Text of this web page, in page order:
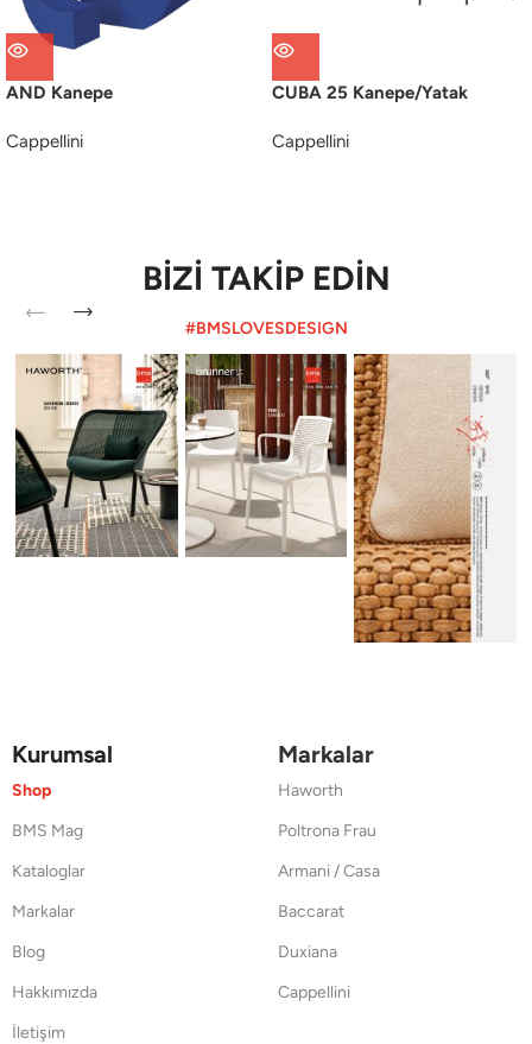
AND Kanepe
Cappellini
CUBA 25 Kanepe/Yatak
Cappellini
BİZİ TAKİP EDİN
#BMSLOVESDESIGN
Kurumsal
Shop
BMS Mag
Kataloglar
Markalar
Blog
Hakkımızda
İletişim
Markalar
Haworth
Poltrona Frau
Armani / Casa
Baccarat
Duxiana
Cappellini